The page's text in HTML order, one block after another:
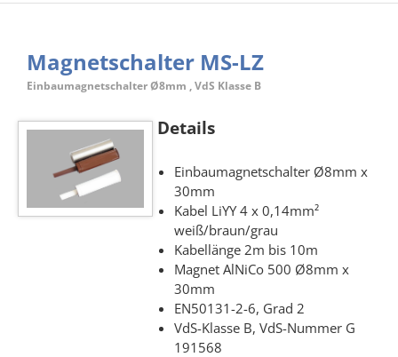
Magnetschalter MS-LZ
Einbaumagnetschalter Ø8mm , VdS Klasse B
Details
Einbaumagnetschalter Ø8mm x
30mm
Kabel LiYY 4 x 0,14mm²
weiß/braun/grau
Kabellänge 2m bis 10m
Magnet AlNiCo 500 Ø8mm x
30mm
EN50131-2-6, Grad 2
VdS-Klasse B, VdS-Nummer G
191568